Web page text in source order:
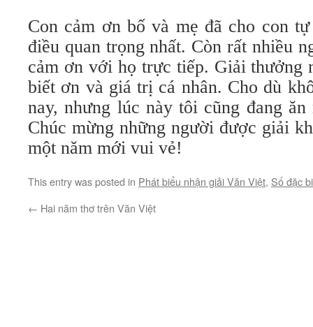
Con cảm ơn bố và mẹ đã cho con
điều quan trọng nhất. Còn rất nhiều
cảm ơn với họ trực tiếp. Giải thưởng
biết ơn và giá trị cá nhân. Cho dù
nay, nhưng lúc này tôi cũng đang
Chúc mừng những người được giải
một năm mới vui vẻ!
This entry was posted in Phát biểu nhận giải Văn Việt, Số đặc
← Hai năm thơ trên Văn Việt